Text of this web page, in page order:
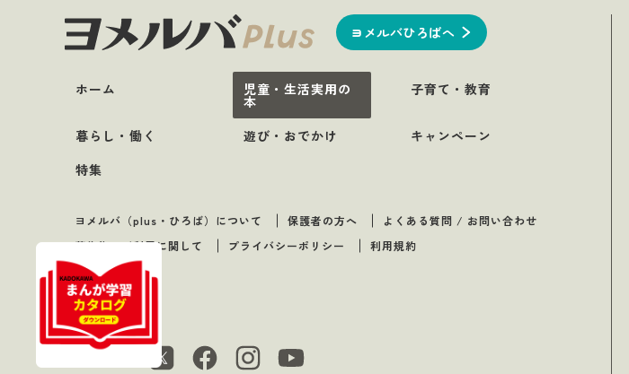
ヨメルバひろばへ
ホーム 児童・生活実用の
本
子育て・教育
暮らし・働く 遊び・おでかけ
キャンペーン
特集
ヨメルバ（plus・ひろば）について 保護者の方へ
よくある質問 / お問い合わせ
著作物のご利用に関して
プライバシーポリシー 利用規約